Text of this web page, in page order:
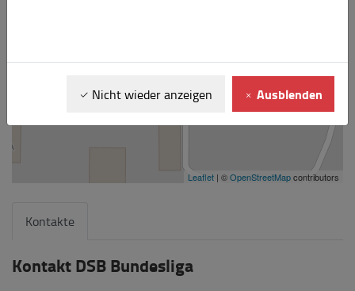
Leaflet | ©OpenStreetMapcontributors
Kontakte
Kontakt DSB Bundesliga
Nicht wieder anzeigen Ausblenden